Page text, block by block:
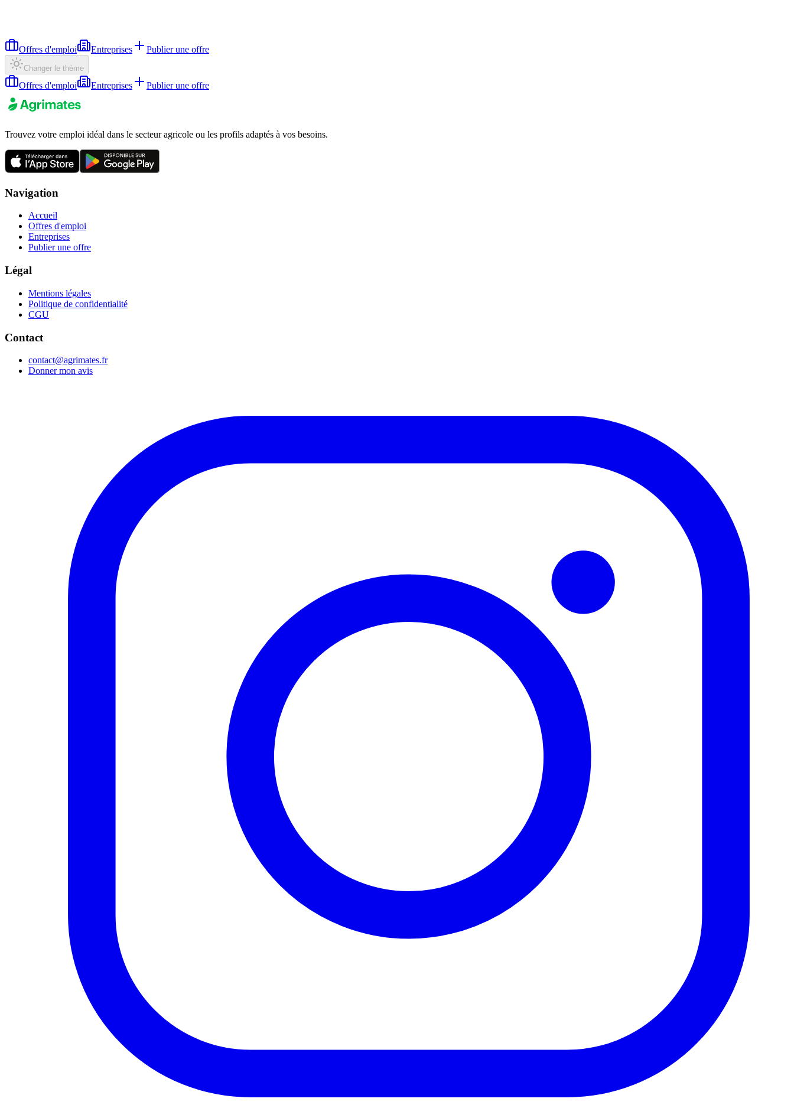
Offres d'emploi Entreprises Publier une offre
Changer le thème
Offres d'emploi Entreprises Publier une offre
Trouvez votre emploi idéal dans le secteur agricole ou les profils adaptés à vos besoins.
Navigation
Accueil
Offres d'emploi
Entreprises
Publier une offre
Légal
Mentions légales
Politique de confidentialité
CGU
Contact
contact@agrimates.fr
Donner mon avis